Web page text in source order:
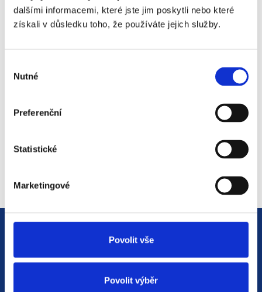
dalšími informacemi, které jste jim poskytli nebo které
získali v důsledku toho, že používáte jejich služby.
souhlasu
Nutné
Preferenční
Statistické
Marketingové
Povolit vše
Povolit výběr